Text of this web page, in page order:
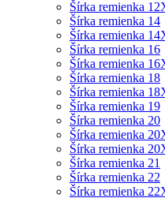
Šírka remienka
Šírka remienka 14
Šírka remienka
Šírka remienka 16
Šírka remienka
Šírka remienka 18
Šírka remienka
Šírka remienka 19
Šírka remienka 20
Šírka remienka
Šírka remienka
Šírka remienka 21
Šírka remienka 22
Šírka remienka